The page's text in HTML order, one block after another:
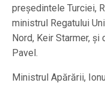
președintele Turciei,
ministrul Regatului
Nord, Keir Starmer,
Pavel.
Ministrul Apărării,